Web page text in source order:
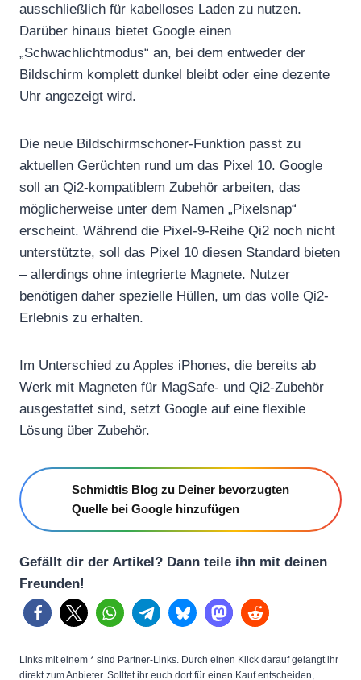
ausschließlich für kabelloses Laden zu nutzen.
Darüber hinaus bietet Google einen
„Schwachlichtmodus“ an, bei dem entweder der
Bildschirm komplett dunkel bleibt oder eine dezente
Uhr angezeigt wird.
Die neue Bildschirmschoner-Funktion passt zu
aktuellen Gerüchten rund um das Pixel 10. Google
soll an Qi2-kompatiblem Zubehör arbeiten, das
möglicherweise unter dem Namen „Pixelsnap“
erscheint. Während die Pixel-9-Reihe Qi2 noch nicht
unterstützte, soll das Pixel 10 diesen Standard bieten
– allerdings ohne integrierte Magnete. Nutzer
benötigen daher spezielle Hüllen, um das volle Qi2-
Erlebnis zu erhalten.
Im Unterschied zu Apples iPhones, die bereits ab
Werk mit Magneten für MagSafe- und Qi2-Zubehör
ausgestattet sind, setzt Google auf eine flexible
Lösung über Zubehör.
Schmidtis Blog zu Deiner bevorzugten
Quelle bei Google hinzufügen
Gefällt dir der Artikel? Dann teile ihn mit deinen
Freunden!
Links mit einem * sind Partner-Links. Durch einen Klick darauf gelangt ihr
direkt zum Anbieter. Solltet ihr euch dort für einen Kauf entscheiden,